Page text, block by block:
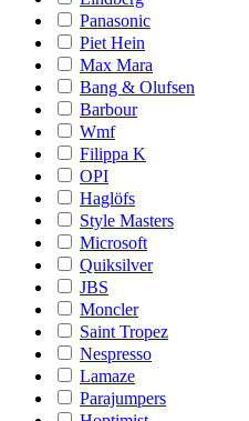
Panasonic
Piet Hein
Max Mara
Bang & Olufsen
Barbour
Wmf
Filippa K
OPI
Haglöfs
Style Masters
Microsoft
Quiksilver
JBS
Moncler
Saint Tropez
Nespresso
Lamaze
Parajumpers